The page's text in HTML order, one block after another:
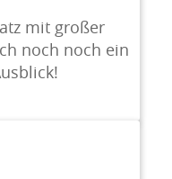
mit großer
noch noch ein